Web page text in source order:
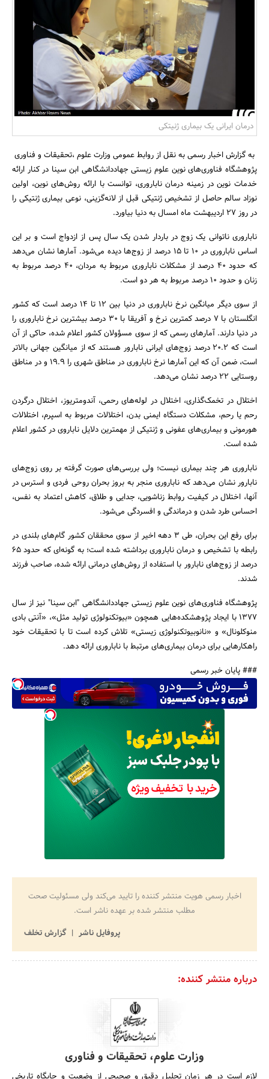
بانک، بیمه و سرمایه
مسکن و ساختمان
جستجو
درمان ایرانی یک بیماری ژنیتکی
به گزارش اخبار رسمی به نقل از روابط عمومی وزارت علوم ،تحقیقات و فناوری
پژوهشگاه فناوری‌های نوین علوم زیستی جهاددانشگاهی ابن سینا در کنار ارائه
خدمات نوین در زمینه درمان ناباروری، توانست با ارائه روش‌های نوین، اولین
نوزاد سالم حاصل از تشخیص ژنتیکی قبل از لانه‌گزینی، نوعی بیماری ژنتیکی را
در روز 27 اردیبهشت ماه امسال به دنیا بیاورد.
ناباروری ناتوانی یک زوج در باردار شدن یک سال پس از ازدواج است و بر این
اساس ناباروری در 10 تا 15 درصد از زوج‌ها دیده می‌شود. آمارها نشان می‌دهد
که حدود 40 درصد از مشکلات ناباروری مربوط به مردان، 40 درصد مربوط به
زنان و حدود 10 درصد مربوط به هر دو است.
از سوی دیگر میانگین نرخ ناباروری در دنیا بین 12 تا 14 درصد است که کشور
انگلستان با 7 درصد کمترین نرخ و آفریقا با 30 درصد بیشترین نرخ ناباروری را
در دنیا دارند. آمارهای رسمی که از سوی مسؤولان کشور اعلام شده، حاکی از آن
است که 20.2 درصد زوج‌های ایرانی نابارور هستند که از میانگین جهانی بالاتر
است، ضمن آن که این آمارها نرخ ناباروری در مناطق شهری را 19.9 و در مناطق
روستایی 22 درصد نشان می‌دهد.
اختلال در تخمک‌گذاری، اختلال در لوله‌های رحمی، آندومتریوز، اختلال درگردن
رحم یا رحم، مشکلات دستگاه ایمنی بدن، اختلالات مربوط به اسپرم،‌ اختلالات
هورمونی و بیماری‌های عفونی و ژنتیکی از مهمترین دلایل ناباروی در کشور اعلام
شده است.
ناباروری هر چند بیماری نیست؛ ولی بررسی‌های صورت گرفته بر روی زوج‌های
نابارور نشان می‌دهد که ناباروری منجر به بروز بحران روحی فردی و استرس در
آنها، اختلال در کیفیت روابط زناشویی، جدایی و طلاق، کاهش اعتماد به نفس،
احساس طرد شدن و درماندگی و افسردگی می‌شود.
برای رفع این بحران، طی 3 دهه اخیر از سوی محققان کشور گام‌های بلندی در
رابطه با تشخیص و درمان ناباروری برداشته شده است؛ به گونه‌ای که حدود 65
درصد از زوج‌های نابارور با استفاده از روش‌های درمانی ارائه شده، صاحب فرزند
شدند.
پژوهشگاه فناوری‌های نوین علوم زیستی جهاددانشگاهی "ابن سینا" نیز از سال
1377 با ایجاد پژوهشکده‌هایی همچون «بیوتکنولوژی تولید مثل»، «آنتی بادی
منوکلونال» و «نانوبیوتکنولوژی زیستی» تلاش کرده است تا با تحقیقات خود
راهکارهایی برای درمان بیماری‌های مرتبط با ناباروری ارائه دهد.
### پایان خبر رسمی
اخبار رسمی هویت منتشر کننده را تایید می‌کند ولی مسئولیت صحت
مطلب منتشر شده بر عهده ناشر است.
پروفایل ناشر
گزارش تخلف
درباره منتشر کننده:
وزارت علوم، تحقیقات و فناوری